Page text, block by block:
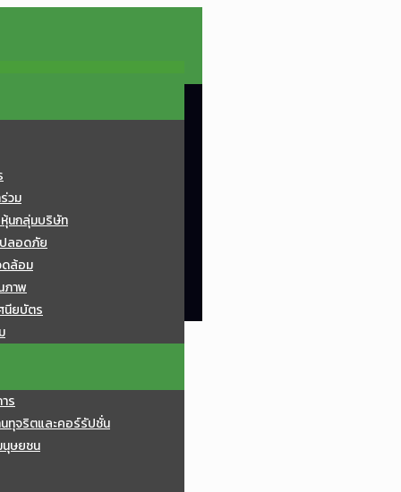
วม
นกลุ่มบริษัท
ลอดภัย
ดล้อม
ภาพ
นียบัตร
ร
ทุจริตและคอร์รัปชั่น
นุษยชน